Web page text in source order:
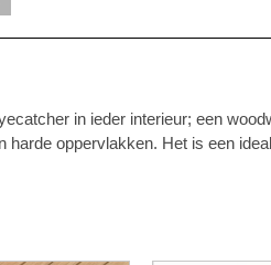
in ieder interieur; een
harde oppervlakken. Het is een